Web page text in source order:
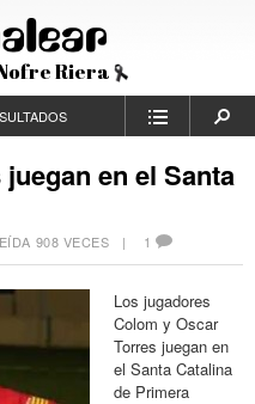
Riera
en el Santa
908 VECES | 1
Los jugadores
Colom y Oscar
Torres juegan en
el Santa Catalina
de Primera